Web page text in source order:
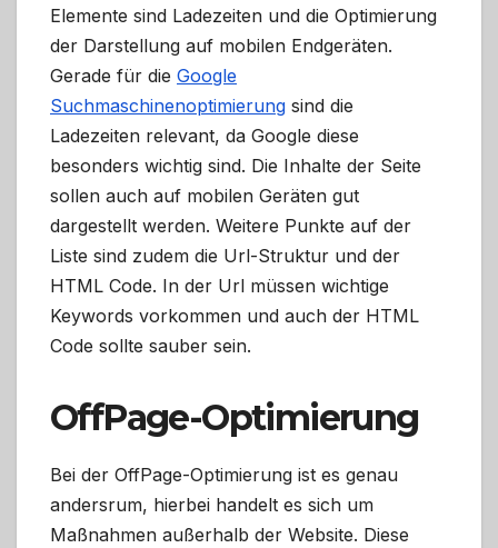
Elemente sind Ladezeiten und die Optimierung
der Darstellung auf mobilen Endgeräten.
Gerade für die Google
Suchmaschinenoptimierung sind die
Ladezeiten relevant, da Google diese
besonders wichtig sind. Die Inhalte der Seite
sollen auch auf mobilen Geräten gut
dargestellt werden. Weitere Punkte auf der
Liste sind zudem die Url-Struktur und der
HTML Code. In der Url müssen wichtige
Keywords vorkommen und auch der HTML
Code sollte sauber sein.
OffPage-Optimierung
Bei der OffPage-Optimierung ist es genau
andersrum, hierbei handelt es sich um
Maßnahmen außerhalb der Website. Diese